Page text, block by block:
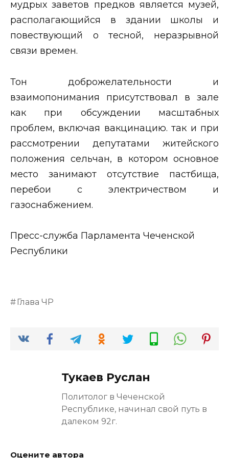
мудрых заветов предков является музей,
располагающийся в здании школы и
повествующий о тесной, неразрывной
связи времен.
Тон доброжелательности и
взаимопонимания присутствовал в зале
как при обсуждении масштабных
проблем, включая вакцинацию. так и при
рассмотрении депутатами житейского
положения сельчан, в котором основное
место занимают отсутствие пастбища,
перебои с электричеством и
газоснабжением.
Пресс-служба Парламента Чеченской
Республики
Глава ЧР
Тукаев Руслан
Политолог в Чеченской
Республике, начинал свой путь в
далеком 92г.
Оцените автора